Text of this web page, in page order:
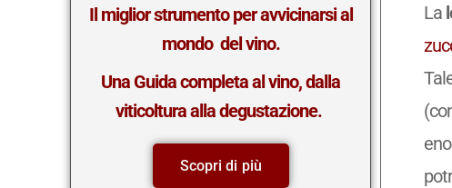
Il miglior strumento per avvicinarsi al
mondo del vino.
Una Guida completa al vino, dalla
viticoltura alla degustazione.
Scopri di più
La